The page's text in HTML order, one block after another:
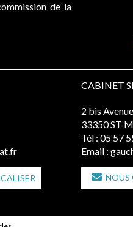
de la
CABINET
2 bis
33350 ST
Tél : 05 57
Email :
NOUS